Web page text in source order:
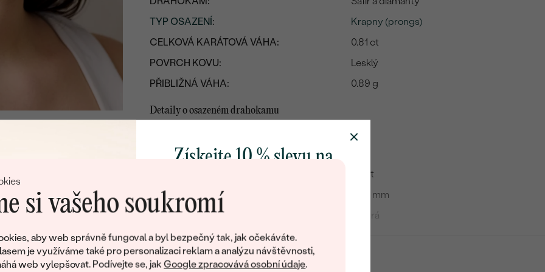
si vašeho soukromí
aby web správně fungoval a byl bezpečný tak, jak očekáváte.
je využíváme také pro personalizaci reklam a analýzu návštěvnosti,
web vylepšovat. Podívejte se, jakGoogle zpracovává osobní údaje.
TYP OSAZENÍ:
Krapny (prongs)
CELKOVÁ KARÁTOVÁ VÁHA:
0.81 ct
POVRCH KOVU:
Lesklý
PŘIBLIŽNÁ VÁHA:
0.89 g
Detaily o osazeném drahokamu
Safír
POČET:
0.7 ct
ROZMĚRY:
4 x 3 mm
BARVA:
Modrá
TVAR:
PŮVOD:
Získejte 10 % slevu na
poctivě vyráběných šperků Eppi.
Jako dárek na přivítání vám obratem
zašleme slevový kód na váš první